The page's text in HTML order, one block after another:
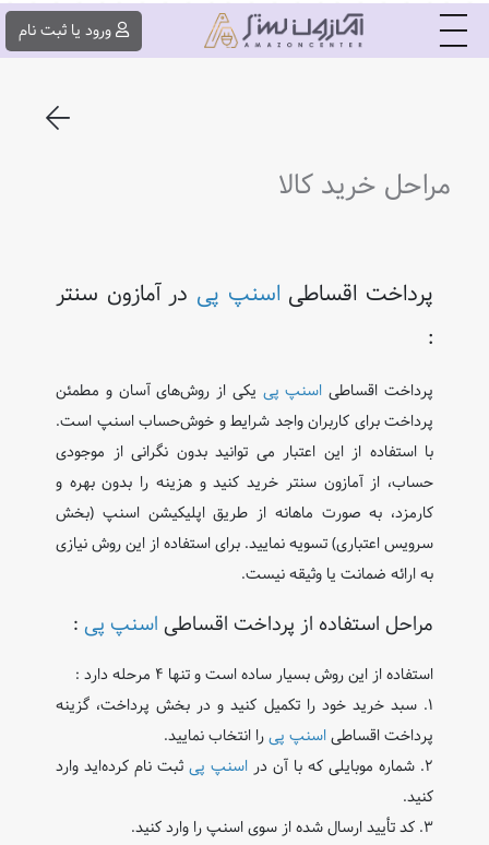
||| ورود یا ثبت ‌نام
مراحل خرید کالا
پرداخت اقساطی اسنپ ‌پی در آمازون سنتر
:
پرداخت اقساطی اسنپ ‌پی یکی از روش‌های آسان و مطمئن
پرداخت برای کاربران واجد شرایط و خوش‌حساب اسنپ است.
با استفاده از این اعتبار می ‌توانید بدون نگرانی از موجودی
حساب، از آمازون سنتر خرید کنید و هزینه را بدون بهره و
کارمزد، به ‌صورت ماهانه از طریق اپلیکیشن اسنپ (بخش
سرویس اعتباری) تسویه نمایید. برای استفاده از این روش نیازی
به ارائه ضمانت یا وثیقه نیست.
مراحل استفاده از پرداخت اقساطی اسنپ ‌پی :
استفاده از این روش بسیار ساده است و تنها ۴ مرحله دارد :
۱. سبد خرید خود را تکمیل کنید و در بخش پرداخت، گزینه
پرداخت اقساطیاسنپ‌ پیرا انتخاب نمایید.
۲. شماره موبایلی که با آن در
اسنپ‌ پی ثبت‌ نام کرده‌اید وارد
کنید.
۳. کد تأیید ارسال‌ شده از سوی اسنپ را وارد کنید.